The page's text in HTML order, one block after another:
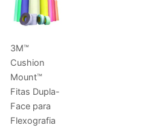
3M™
Cushion
Mount™
Fitas Dupla-
Face para
Flexografia